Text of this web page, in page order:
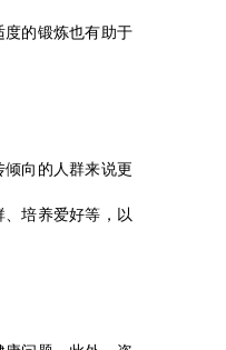
的锻炼也有助于
向的人群来说更
培养爱好等，以